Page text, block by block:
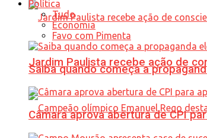
Jardim Paulista recebe ação de
Política
Tudo
Economia
Favo com Pimenta
Saiba quando começa a
Câmara aprova abertura de CPI